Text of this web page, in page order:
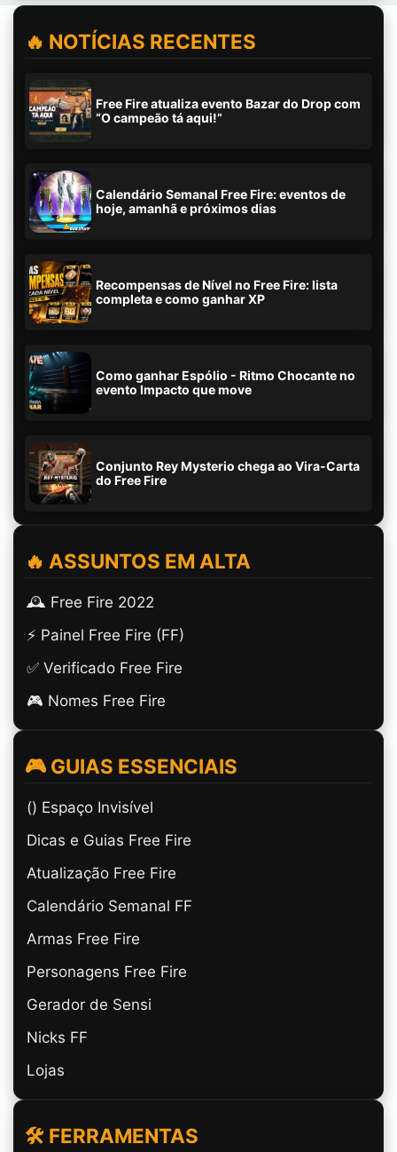
🔥 NOTÍCIAS RECENTES
Free Fire atualiza evento Bazar do Drop com
“O campeão tá aqui!”
Calendário Semanal Free Fire: eventos de
hoje, amanhã e próximos dias
Recompensas de Nível no Free Fire: lista
completa e como ganhar XP
Como ganhar Espólio - Ritmo Chocante no
evento Impacto que move
Conjunto Rey Mysterio chega ao Vira-Carta
do Free Fire
🔥 ASSUNTOS EM ALTA
🕰️ Free Fire 2022
⚡ Painel Free Fire (FF)
✅ Verificado Free Fire
🎮 Nomes Free Fire
🎮 GUIAS ESSENCIAIS
(ㅤ) Espaço Invisível
Dicas e Guias Free Fire
Atualização Free Fire
Calendário Semanal FF
Armas Free Fire
Personagens Free Fire
Gerador de Sensi
Nicks FF
Lojas
🛠️ FERRAMENTAS